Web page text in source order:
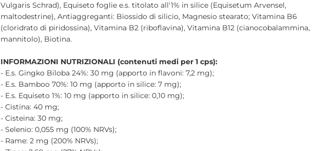
Vulgaris Schrad), Equiseto foglie e.s. titolato all'1% in silice (Equisetum Arvensel,
maltodestrine), Antiaggreganti: Biossido di silicio, Magnesio stearato; Vitamina B6
(cloridrato di piridossina), Vitamina B2 (riboflavina), Vitamina B12 (cianocobalammina,
mannitolo), Biotina.
INFORMAZIONI NUTRIZIONALI (contenuti medi per 1 cps):
- E.s. Gingko Biloba 24%: 30 mg (apporto in flavoni: 7,2 mg);
- E.s. Bamboo 70%: 10 mg (apporto in silice: 7 mg);
- E.s. Equiseto 1%: 10 mg (apporto in silice: 0,10 mg);
- Cistina: 40 mg;
- Cisteina: 30 mg;
- Selenio: 0,055 mg (100% NRVs);
- Rame: 2 mg (200% NRVs);